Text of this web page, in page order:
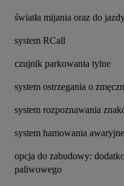
światła mijania oraz do
system RCall
czujnik parkowania tylne
system ostrzegania o
system rozpoznawania
system hamowania
opcja do zabudowy:
paliwowego